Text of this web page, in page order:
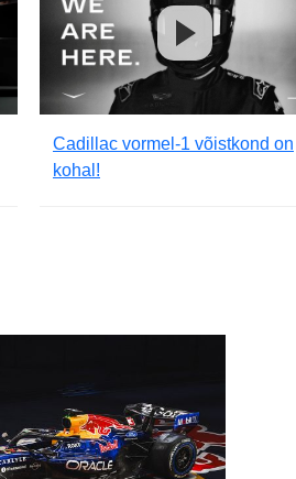
Cadillac vormel-1 võistkond on
kohal!